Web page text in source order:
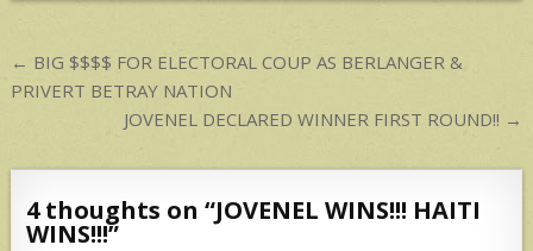
Post
navigation
← BIG $$$$ FOR ELECTORAL COUP AS BERLANGER &
PRIVERT BETRAY NATION
JOVENEL DECLARED WINNER FIRST ROUND!! →
4 thoughts on “JOVENEL WINS!!! HAITI
WINS!!!”